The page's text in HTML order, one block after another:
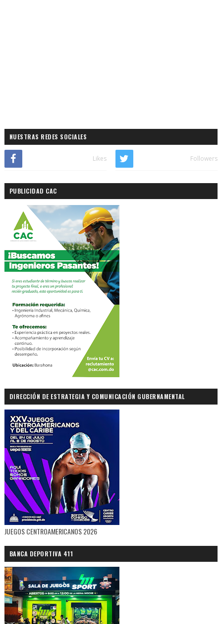
NUESTRAS REDES SOCIALES
Likes Followers
PUBLICIDAD CAC
DIRECCIÓN DE ESTRATEGIA Y COMUNICACIÓN GUBERNAMENTAL
JUEGOS CENTROAMERICANOS 2026
BANCA DEPORTIVA 411